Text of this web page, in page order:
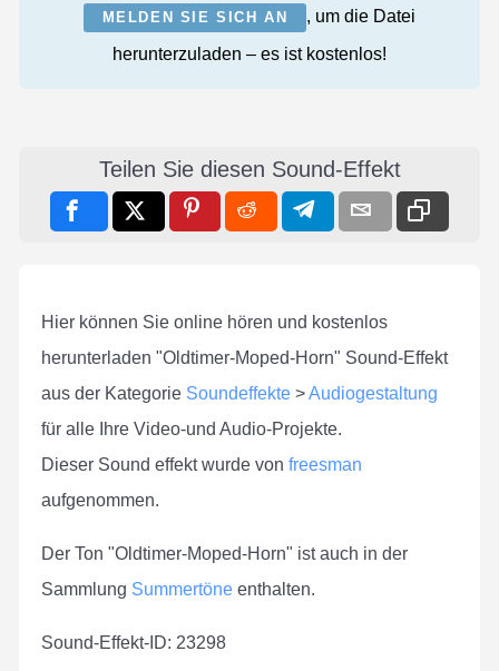
MELDEN SIE SICH AN
, um die Datei
herunterzuladen – es ist kostenlos!
Teilen Sie diesen Sound-Effekt
Hier können Sie online hören und kostenlos
herunterladen "Oldtimer-Moped-Horn" Sound-Effekt
aus der Kategorie Soundeffekte >Audiogestaltung
für alle Ihre Video-und Audio-Projekte.
Dieser Sound effekt wurde von freesman
aufgenommen.
Der Ton "Oldtimer-Moped-Horn" ist auch in der
Sammlung Summertöne enthalten.
Sound-Effekt-ID: 23298